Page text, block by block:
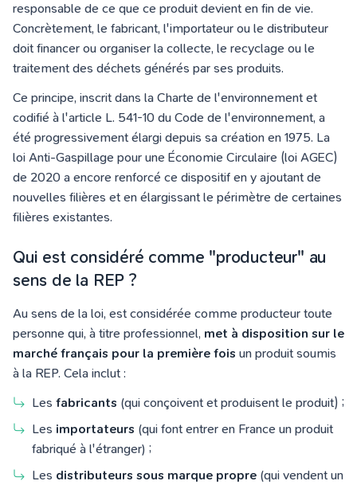
responsable de ce que ce produit devient en fin de vie.
Concrètement, le fabricant, l'importateur ou le distributeur
doit financer ou organiser la collecte, le recyclage ou le
traitement des déchets générés par ses produits.
Ce principe, inscrit dans la Charte de l'environnement et
codifié à l'article L. 541-10 du Code de l'environnement, a
été progressivement élargi depuis sa création en 1975. La
loi Anti-Gaspillage pour une Économie Circulaire (loi AGEC)
de 2020 a encore renforcé ce dispositif en y ajoutant de
nouvelles filières et en élargissant le périmètre de certaines
filières existantes.
Qui est considéré comme "producteur" au
sens de la REP ?
Au sens de la loi, est considérée comme producteur toute
personne qui, à titre professionnel, met à disposition sur le
marché français pour la première fois un produit soumis
à la REP. Cela inclut :
Les fabricants (qui conçoivent et produisent le produit) ;
Les importateurs (qui font entrer en France un produit
fabriqué à l'étranger) ;
Les distributeurs sous marque propre (qui vendent un